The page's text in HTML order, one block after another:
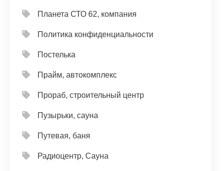
Планета СТО 62, компания
Политика конфиденциальности
Постелька
Прайм, автокомплекс
Прораб, строительный центр
Пузырьки, сауна
Путевая, баня
Радиоцентр, Сауна